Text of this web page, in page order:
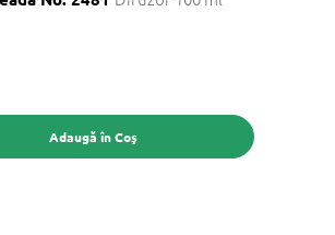
Adaugă în Coş